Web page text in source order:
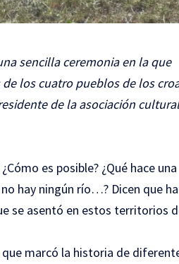
sencilla ceremonia en la que
los cuatro pueblos de los
de la asociación
es posible? ¿Qué hace una
hay ningún río…? Dicen que
se asentó en estos territorios
marcó la historia de